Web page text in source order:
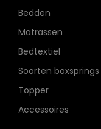
Bedden
Matrassen
Bedtextiel
Soorten boxsprings
Topper
Accessoires